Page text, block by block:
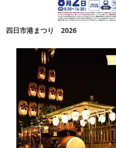
四日市港まつり 2026